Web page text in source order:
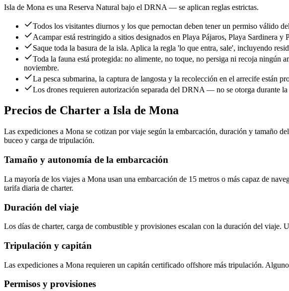
Isla de Mona es una Reserva Natural bajo el DRNA — se aplican reglas estrictas.
Todos los visitantes diurnos y los que pernoctan deben tener un permiso válido
Acampar está restringido a sitios designados en Playa Pájaros, Playa Sardinera
Saque toda la basura de la isla. Aplica la regla 'lo que entra, sale', incluyendo
Toda la fauna está protegida: no alimente, no toque, no persiga ni recoja ningún
noviembre.
La pesca submarina, la captura de langosta y la recolección en el arrecife están
Los drones requieren autorización separada del DRNA — no se otorga durante la
Precios de Charter a Isla de Mona
Las expediciones a Mona se cotizan por viaje según la embarcación, duración y tamaño
buceo y carga de tripulación.
Tamaño y autonomía de la embarcación
La mayoría de los viajes a Mona usan una embarcación de 15 metros o más capaz de
tarifa diaria de charter.
Duración del viaje
Los días de charter, carga de combustible y provisiones escalan con la duración del
Tripulación y capitán
Las expediciones a Mona requieren un capitán certificado offshore más tripulación.
Permisos y provisiones